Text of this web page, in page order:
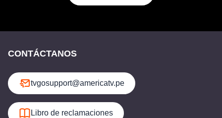
CONTÁCTANOS
tvgosupport@americatv.pe
Libro de reclamaciones